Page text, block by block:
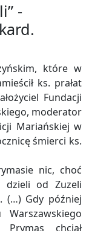
-
które w
ks. prałat
Fundacji
moderator
Mariańskiej w
śmierci ks.
nic, choć
dzieli od Zuzeli
(…) Gdy później
Prymas chciał